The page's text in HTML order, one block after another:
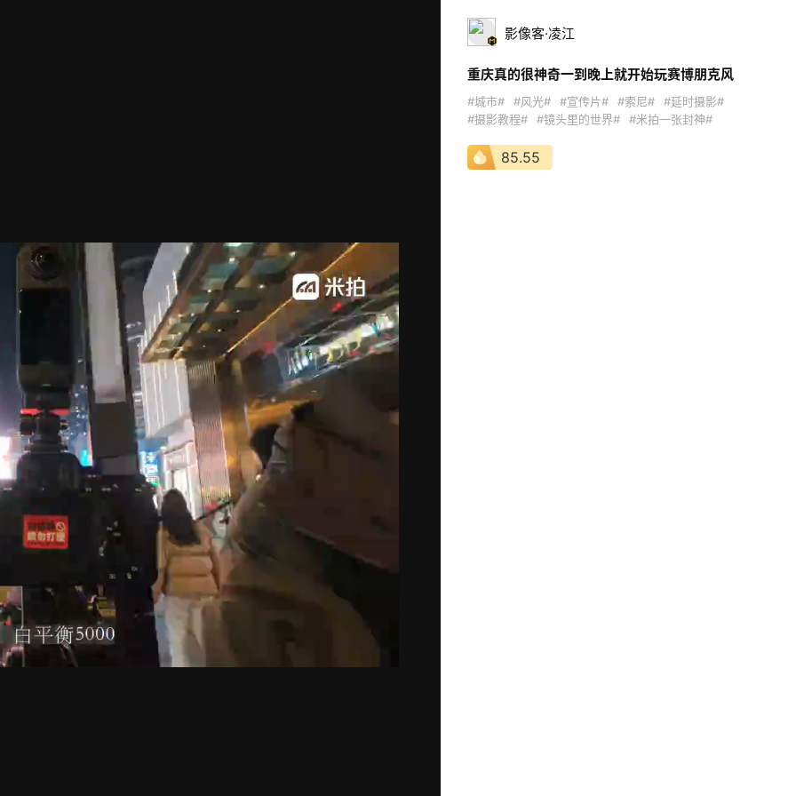
影像客·凌江
重庆真的很神奇一到晚上就开始玩赛博朋克风
#城市# #风光# #宣传片# #索尼#
#延时摄影#
#摄影教程#
#镜头里的世界# #米拍一张封神#
85.55